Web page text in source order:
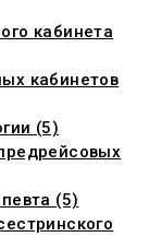
кабинета
кабинетов
(5)
(5)